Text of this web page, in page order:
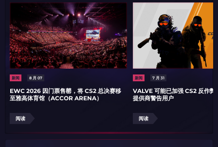
新闻 8 月 07
EWC 2026 因门票售罄，将 CS2 总决赛移
至雅高体育馆（ACCOR ARENA）
阅读
新闻 7 月 31
VALVE 可能已加强 CS2 反作弊
提供商警告用户
阅读